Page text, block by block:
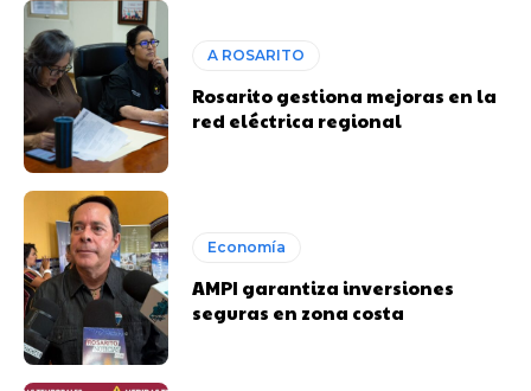
A ROSARITO
Rosarito gestiona mejoras en la
red eléctrica regional
Economía
AMPI garantiza inversiones
seguras en zona costa